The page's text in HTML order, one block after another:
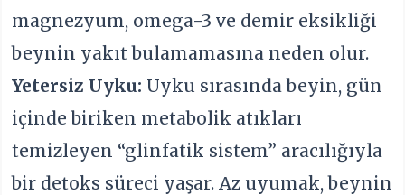
magnezyum, omega-3 ve demir eksikliği
beynin yakıt bulamamasına neden olur.
Yetersiz Uyku: Uyku sırasında beyin, gün
içinde biriken metabolik atıkları
temizleyen “glinfatik sistem” aracılığıyla
bir detoks süreci yaşar. Az uyumak, beynin